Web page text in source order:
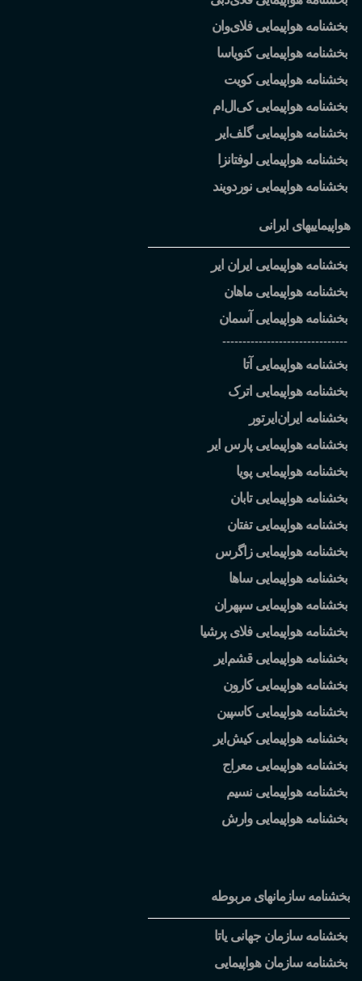
بخشنامه هواپیمایی فلایوان
بخشنامه هواپیمایی کنویاسا
بخشنامه هواپیمایی کویت
بخشنامه هواپیمایی کی ال ام
بخشنامه هواپیمایی گلف ایر
بخشنامه هواپیمایی لوفتانزا
بخشنامه هواپیمایی نوردویند
هواپیماییهای ایرانی
بخشنامه هواپیمایی ایران ایر
بخشنامه هواپیمایی ماهان
بخشنامه هواپیمایی آسمان
-------------------------------
بخشنامه هواپیمایی آتا
بخشنامه هواپیمایی اترک
بخشنامه ایران ایرتور
بخشنامه هواپیمایی پارس ایر
بخشنامه هواپیمایی پویا
بخشنامه هواپیمایی تابان
بخشنامه هواپیمایی تفتان
بخشنامه هواپیمایی زاگرس
بخشنامه هواپیمایی ساها
بخشنامه هواپیمایی سپهران
بخشنامه هواپیمایی فلای پرشیا
بخشنامه هواپیمایی قشم ایر
بخشنامه هواپیمایی کارون
بخشنامه هواپیمایی کاسپین
بخشنامه هواپیمایی کیش ایر
بخشنامه هواپیمایی معراج
بخشنامه هواپیمایی نسیم
بخشنامه هواپیمایی وارش
بخشنامه سازمانهای مربوطه
بخشنامه سازمان جهانی یاتا
بخشنامه سازمان هواپیمایی